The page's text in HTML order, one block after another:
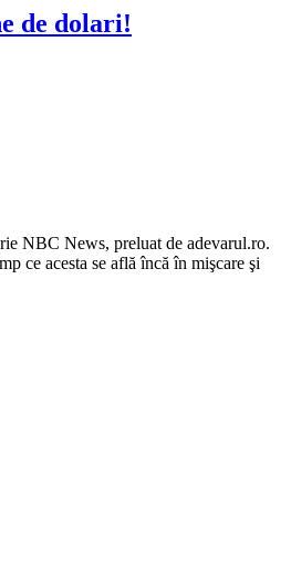
de dolari!
NBC News, preluat de adevarul.ro.
ce acesta se află încă în mişcare şi